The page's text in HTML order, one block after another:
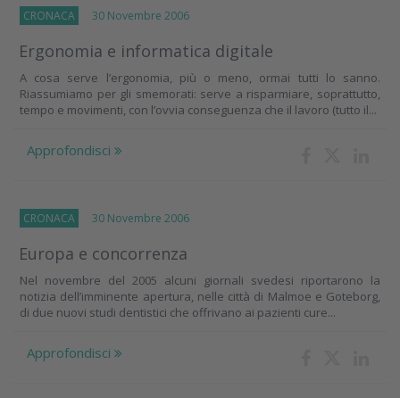
CRONACA 30 Novembre 2006
Ergonomia e informatica digitale
A cosa serve l’ergonomia, più o meno, ormai tutti lo sanno.
Riassumiamo per gli smemorati: serve a risparmiare, soprattutto,
tempo e movimenti, con l’ovvia conseguenza che il lavoro (tutto il...
Approfondisci
CRONACA 30 Novembre 2006
Europa e concorrenza
Nel novembre del 2005 alcuni giornali svedesi riportarono la
notizia dell’imminente apertura, nelle città di Malmoe e Goteborg,
di due nuovi studi dentistici che offrivano ai pazienti cure...
Approfondisci